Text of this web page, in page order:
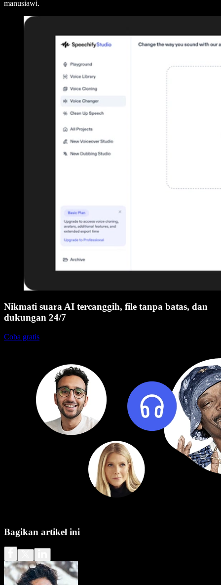
manusiawi.
Nikmati suara AI tercanggih, file tanpa batas, dan
dukungan 24/7
Coba gratis
Bagikan artikel ini